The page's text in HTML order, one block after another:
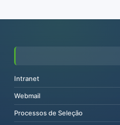
Intranet
Webmail
Processos de Seleção